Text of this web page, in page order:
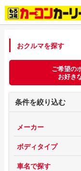
おクルマを探す
ご希望の
お好き
条件を絞り込む
メーカー
ボディタイプ
車名で探す